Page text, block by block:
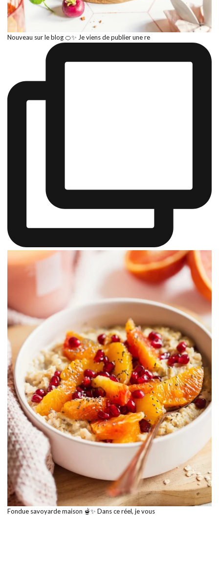
Nouveau sur le blog 🍊✨ Je viens de publier une re
Fondue savoyarde maison 🫕✨ Dans ce réel, je vous